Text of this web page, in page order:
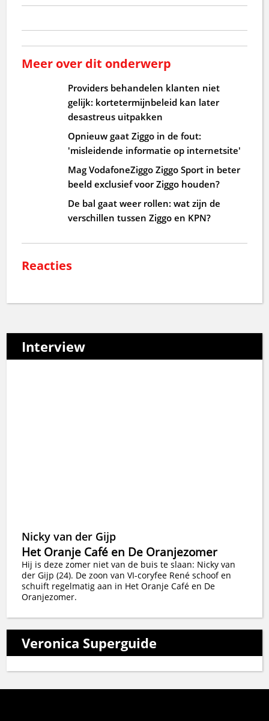
Meer over dit onderwerp
Providers behandelen klanten niet
gelijk: kortetermijnbeleid kan later
desastreus uitpakken
Opnieuw gaat Ziggo in de fout:
'misleidende informatie op internetsite'
Mag VodafoneZiggo Ziggo Sport in beter
beeld exclusief voor Ziggo houden?
De bal gaat weer rollen: wat zijn de
verschillen tussen Ziggo en KPN?
Reacties
Interview
Nicky van der Gijp
Het Oranje Café en De Oranjezomer
Hij is deze zomer niet van de buis te slaan: Nicky van
der Gijp (24). De zoon van VI-coryfee René schoof en
schuift regelmatig aan in Het Oranje Café en De
Oranjezomer.
Veronica Superguide